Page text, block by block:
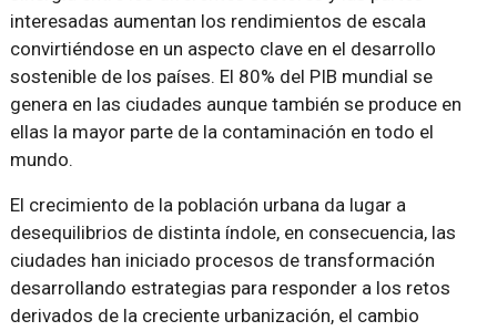
interesadas aumentan los rendimientos de escala
convirtiéndose en un aspecto clave en el desarrollo
sostenible de los países. El 80% del PIB mundial se
genera en las ciudades aunque también se produce en
ellas la mayor parte de la contaminación en todo el
mundo.
El crecimiento de la población urbana da lugar a
desequilibrios de distinta índole, en consecuencia, las
ciudades han iniciado procesos de transformación
desarrollando estrategias para responder a los retos
derivados de la creciente urbanización, el cambio